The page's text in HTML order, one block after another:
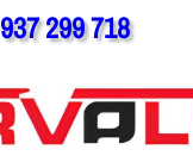
937 299 718